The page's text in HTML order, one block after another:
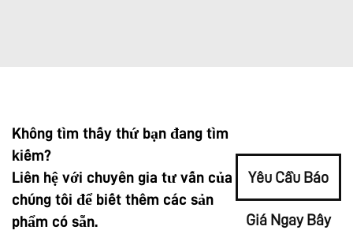
Không tìm thấy thứ bạn đang tìm
kiếm?
Liên hệ với chuyên gia tư vấn của
chúng tôi để biết thêm các sản
phẩm có sẵn.
Yêu Cầu Báo
Giá Ngay Bây